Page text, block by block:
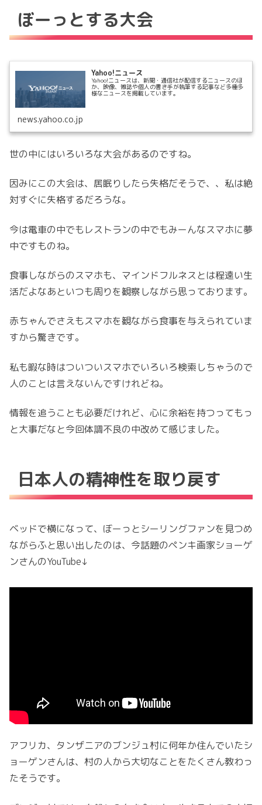
ぼーっとする大会
Yahoo!ニュース
Yahoo!ニュースは、新聞・通信社が配信するニュースのほ
か、映像、雑誌や個人の書き手が執筆する記事など多種多
様なニュースを掲載しています。
news.yahoo.co.jp
世の中にはいろいろな大会があるのですね。
因みにこの大会は、居眠りしたら失格だそうで、、私は絶
対すぐに失格するだろうな。
今は電車の中でもレストランの中でもみーんなスマホに夢
中ですものね。
食事しながらのスマホも、マインドフルネスとは程遠い生
活だよなあといつも周りを観察しながら思っております。
赤ちゃんでさえもスマホを観ながら食事を与えられていま
すから驚きです。
私も暇な時はついついスマホでいろいろ検索しちゃうので
人のことは言えないんですけれどね。
情報を追うことも必要だけれど、心に余裕を持つってもっ
と大事だなと今回体調不良の中改めて感じました。
日本人の精神性を取り戻す
ベッドで横になって、ぼーっとシーリングファンを見つめ
ながらふと思い出したのは、今話題のペンキ画家ショーゲ
ンさんのYouTube↓
アフリカ、タンザニアのブンジュ村に何年か住んでいたシ
ョーゲンさんは、村の人から大切なことをたくさん教わっ
たそうです。